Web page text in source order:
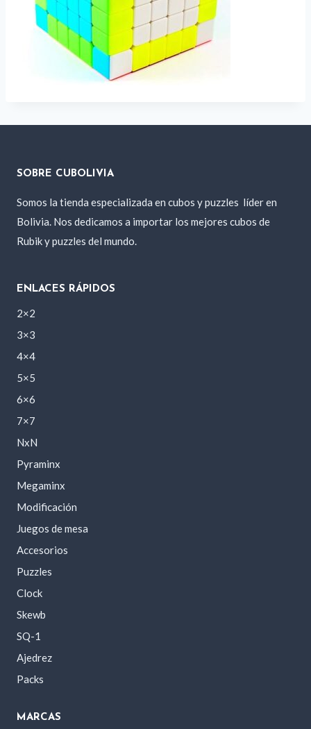
SOBRE CUBOLIVIA
Somos la tienda especializada en cubos y puzzles líder en
Bolivia. Nos dedicamos a importar los mejores cubos de
Rubik y puzzles del mundo.
ENLACES RÁPIDOS
2×2
3×3
4×4
5×5
6×6
7×7
NxN
Pyraminx
Megaminx
Modificación
Juegos de mesa
Accesorios
Puzzles
Clock
Skewb
SQ-1
Ajedrez
Packs
MARCAS